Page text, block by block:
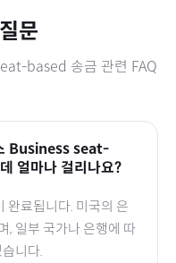
문
based 송금 관련 FAQ
Business seat-
얼마나 걸리나요?
완료됩니다. 미국의 은
, 일부 국가나 은행에 따
니다.